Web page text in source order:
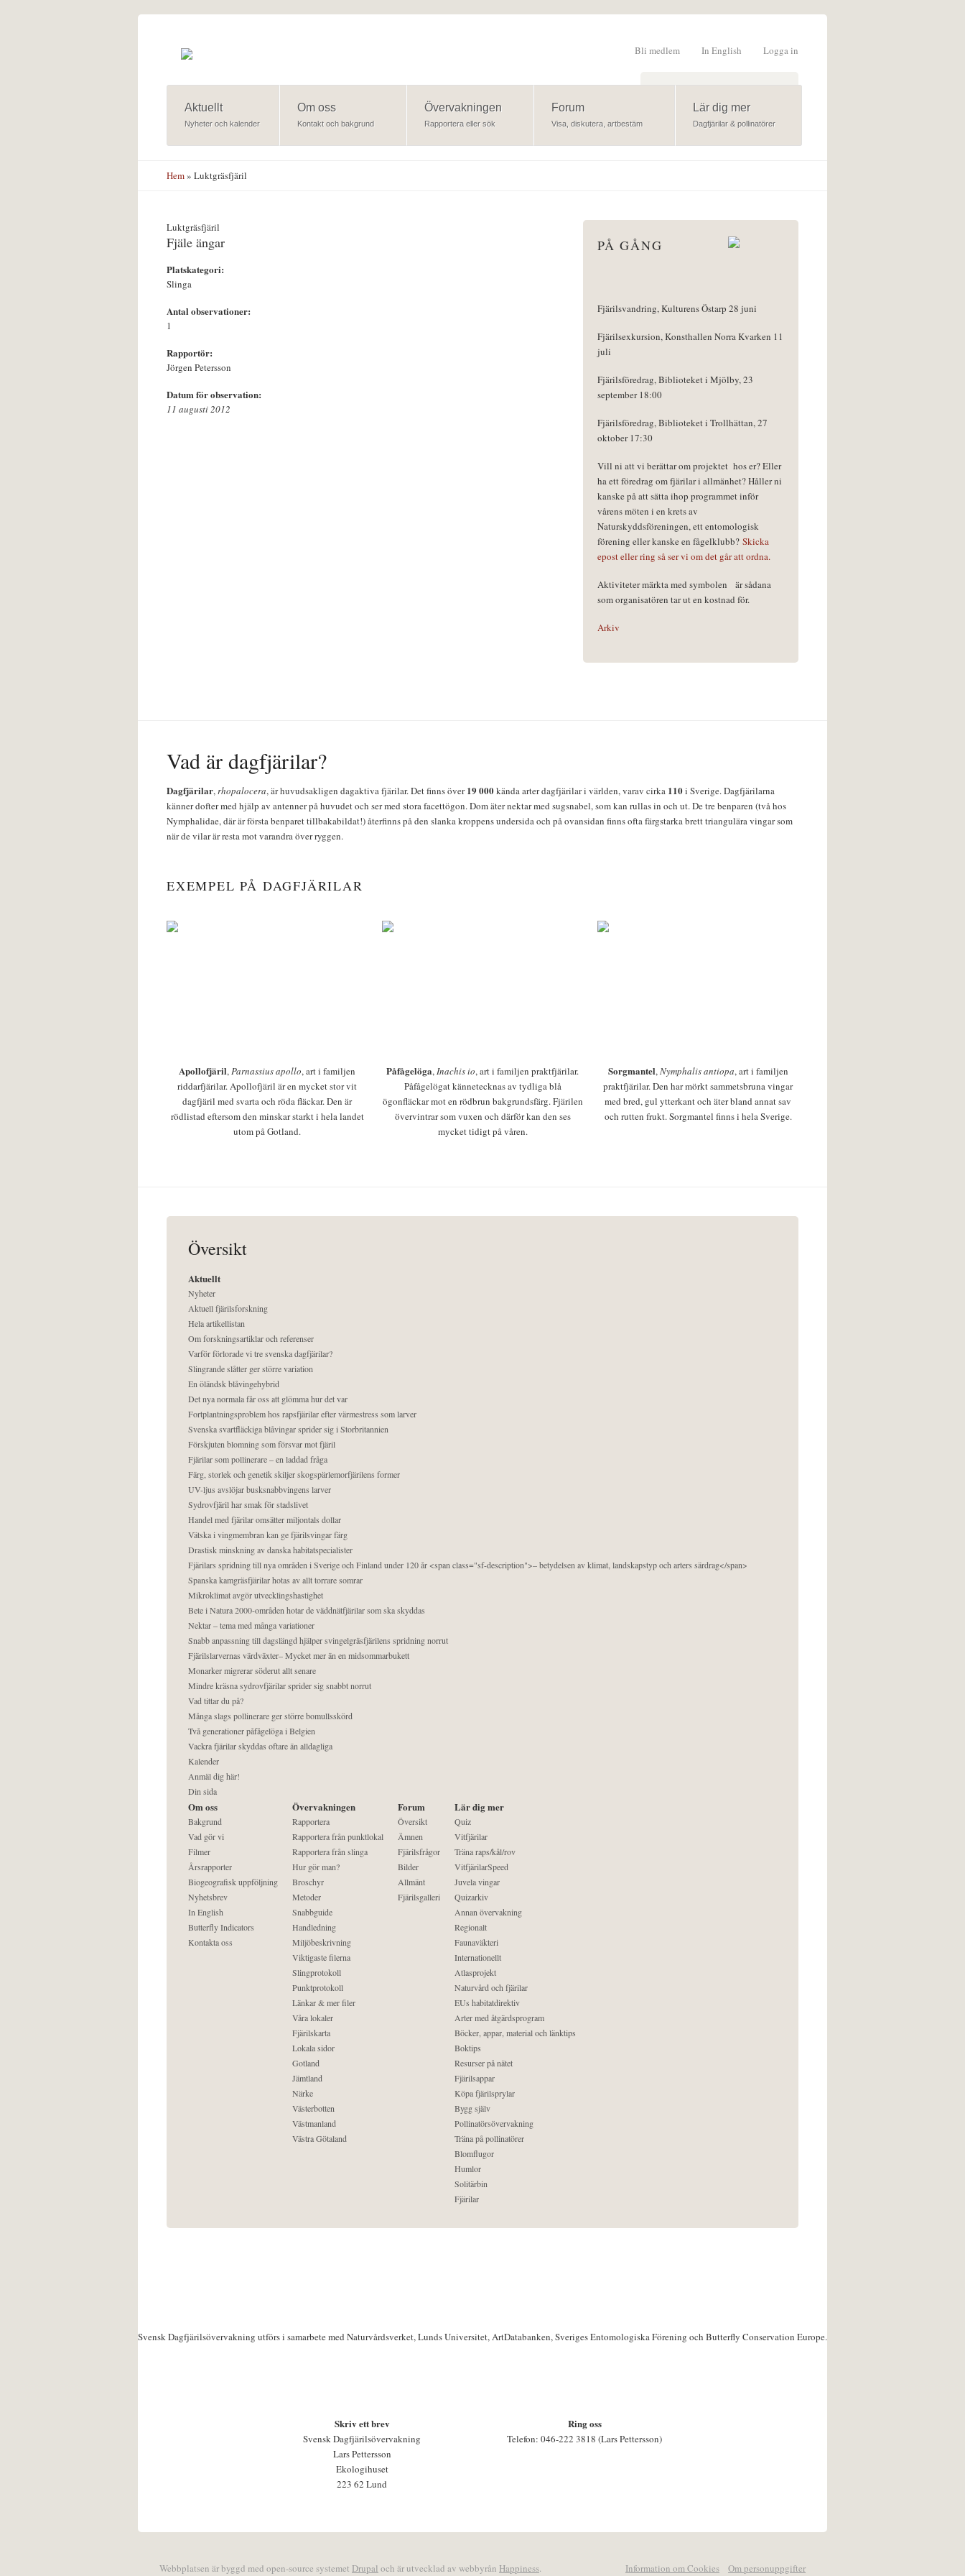
Logga in
In English
Bli medlem
Sökformulär
Aktuellt
Nyheter och kalender
Om oss
Kontakt och bakgrund
Övervakningen
Rapportera eller sök
Forum
Visa, diskutera, artbestäm
Lär dig mer
Dagfjärilar & pollinatörer
Hem» Luktgräsfjäril
Luktgräsfjäril
Fjäle ängar
Platskategori:
Slinga
Antal observationer:
1
Rapportör:
Jörgen Petersson
Datum för observation:
11 augusti 2012
PÅ GÅNG
Fjärilsvandring, Kulturens Östarp 28 juni
Fjärilsexkursion, Konsthallen Norra Kvarken 11
juli
Fjärilsföredrag, Biblioteket i Mjölby, 23
september 18:00
Fjärilsföredrag, Biblioteket i Trollhättan, 27
oktober 17:30
Vill ni att vi berättar om projektet hos er? Eller
ha ett föredrag om fjärilar i allmänhet? Håller ni
kanske på att sätta ihop programmet inför
vårens möten i en krets av
Naturskyddsföreningen, ett entomologisk
förening eller kanske en fågelklubb? Skicka
epost eller ring så ser vi om det går att ordna.
Aktiviteter märkta med symbolen
är sådana
som organisatören tar ut en kostnad för.
Arkiv
Vad är dagfjärilar?
Dagfjärilar,rhopalocera, är huvudsakligen dagaktiva fjärilar. Det finns över19 000kända arter dagfjärilar i världen, varav cirka 110i Sverige. Dagfjärilarna
känner dofter med hjälp av antenner på huvudet och ser med stora facettögon. Dom äter nektar med sugsnabel, som kan rullas in och ut. De tre benparen (två hos
Nymphalidae, där är första benparet tillbakabildat!) återfinns på den slanka kroppens undersida och på ovansidan finns ofta färgstarka brett triangulära vingar som
när de vilar är resta mot varandra över ryggen.
EXEMPEL PÅ DAGFJÄRILAR
Apollofjäril,Parnassius apollo, art i familjen
riddarfjärilar. Apollofjäril är en mycket stor vit
dagfjäril med svarta och röda fläckar. Den är
rödlistad eftersom den minskar starkt i hela landet
utom på Gotland.
Påfågelöga,Inachis io, art i familjen praktfjärilar.
Påfågelögat kännetecknas av tydliga blå
ögonfläckar mot en rödbrun bakgrundsfärg. Fjärilen
övervintrar som vuxen och därför kan den ses
mycket tidigt på våren.
Sorgmantel,Nymphalis antiopa, art i familjen
praktfjärilar. Den har mörkt sammetsbruna vingar
med bred, gul ytterkant och äter bland annat sav
och rutten frukt. Sorgmantel finns i hela Sverige.
Översikt
Aktuellt
Nyheter
Aktuell fjärilsforskning
Hela artikellistan
Om forskningsartiklar och referenser
Varför förlorade vi tre svenska dagfjärilar?
Slingrande slåtter ger större variation
En öländsk blåvingehybrid
Det nya normala får oss att glömma hur det var
Fortplantningsproblem hos rapsfjärilar efter värmestress som larver
Svenska svartfläckiga blåvingar sprider sig i Storbritannien
Förskjuten blomning som försvar mot fjäril
Fjärilar som pollinerare – en laddad fråga
Färg, storlek och genetik skiljer skogspärlemorfjärilens former
UV-ljus avslöjar busksnabbvingens larver
Sydrovfjäril har smak för stadslivet
Handel med fjärilar omsätter miljontals dollar
Vätska i vingmembran kan ge fjärilsvingar färg
Drastisk minskning av danska habitatspecialister
Fjärilars spridning till nya områden i Sverige och Finland under 120 år <span class="sf-description">– betydelsen av klimat, landskapstyp och arters särdrag</span>
Spanska kamgräsfjärilar hotas av allt torrare somrar
Mikroklimat avgör utvecklingshastighet
Bete i Natura 2000-områden hotar de väddnätfjärilar som ska skyddas
Nektar – tema med många variationer
Snabb anpassning till dagslängd hjälper svingelgräsfjärilens spridning norrut
Fjärilslarvernas värdväxter– Mycket mer än en midsommarbukett
Monarker migrerar söderut allt senare
Mindre kräsna sydrovfjärilar sprider sig snabbt norrut
Vad tittar du på?
Många slags pollinerare ger större bomullsskörd
Två generationer påfågelöga i Belgien
Vackra fjärilar skyddas oftare än alldagliga
Kalender
Anmäl dig här!
Din sida
Om oss
Bakgrund
Vad gör vi
Filmer
Årsrapporter
Biogeografisk uppföljning
Nyhetsbrev
In English
Butterfly Indicators
Kontakta oss
Övervakningen
Rapportera
Rapportera från punktlokal
Rapportera från slinga
Hur gör man?
Broschyr
Metoder
Snabbguide
Handledning
Miljöbeskrivning
Viktigaste filerna
Slingprotokoll
Punktprotokoll
Länkar & mer filer
Våra lokaler
Fjärilskarta
Lokala sidor
Gotland
Jämtland
Närke
Västerbotten
Västmanland
Västra Götaland
Forum
Översikt
Ämnen
Fjärilsfrågor
Bilder
Allmänt
Fjärilsgalleri
Lär dig mer
Quiz
Vitfjärilar
Träna raps/kål/rov
VitfjärilarSpeed
Juvela vingar
Quizarkiv
Annan övervakning
Regionalt
Faunaväkteri
Internationellt
Atlasprojekt
Naturvård och fjärilar
EUs habitatdirektiv
Arter med åtgärdsprogram
Böcker, appar, material och länktips
Boktips
Resurser på nätet
Fjärilsappar
Köpa fjärilsprylar
Bygg själv
Pollinatörsövervakning
Träna på pollinatörer
Blomflugor
Humlor
Solitärbin
Fjärilar
Svensk Dagfjärilsövervakning utförs i samarbete med Naturvårdsverket, Lunds Universitet, ArtDatabanken, Sveriges Entomologiska Förening och Butterfly Conservation Europe.
Skriv ett brev
Svensk Dagfjärilsövervakning
Lars Pettersson
Ekologihuset
223 62 Lund
Ring oss
Telefon: 046-222 3818 (Lars Pettersson)
Webbplatsen är byggd med open-source systemet Drupal och är utvecklad av webbyrån Happiness. Information om Cookies Om personuppgifter